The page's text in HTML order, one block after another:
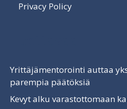
Privacy Policy
Yrittäjämentorointi auttaa
parempia päätöksiä
Kevyt alku varastottomaan